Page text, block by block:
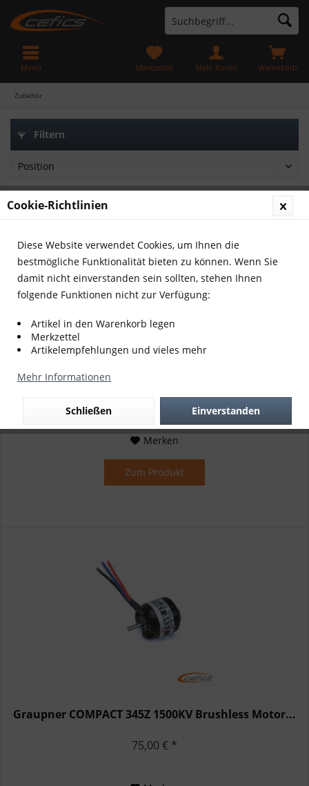
Menü Warenkorb
Merkzettel Mein Konto
Zubehör
Filtern
35,00 € *
Merken
Zum Produkt
Graupner COMPACT 345Z 1500KV Brushless Motor...
75,00 € *
Cookie-Richtlinien
Diese Website verwendet Cookies, um Ihnen die
bestmögliche Funktionalität bieten zu können. Wenn Sie
damit nicht einverstanden sein sollten, stehen Ihnen
folgende Funktionen nicht zur Verfügung:
Artikel in den Warenkorb legen
Merkzettel
Artikelempfehlungen und vieles mehr
Mehr Informationen
Einverstanden
Schließen